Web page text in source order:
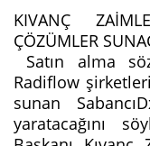
KIVANÇ
ÇÖZÜMLER
Satın alma
Radiflow
sunan
yaratacağını